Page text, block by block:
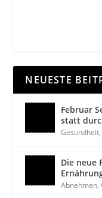
NEUESTE
Februar
statt
Gesundheit,
Die neue
Abnehmen,